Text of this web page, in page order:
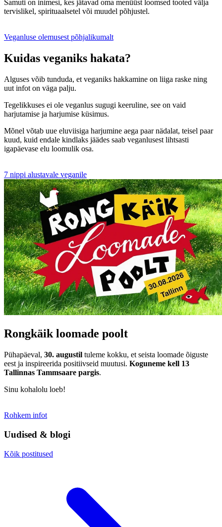
Samuti on inimesi, kes jätavad oma menüüst loomsed tooted välja
tervislikel, spirituaalsetel või muudel põhjustel.
Veganluse olemusest põhjalikumalt
Kuidas veganiks hakata?
Alguses võib tunduda, et veganiks hakkamine on liiga raske ning
uut infot on väga palju.
Tegelikkuses ei ole veganlus sugugi keeruline, see on vaid
harjutamise ja harjumise küsimus.
Mõnel võtab uue eluviisiga harjumine aega paar nädalat, teisel paar
kuud, kuid endale kindlaks jäädes saab veganlusest lihtsasti
igapäevase elu loomulik osa.
7 nippi alustavale veganile
Rongkäik loomade poolt
Pühapäeval, 30. augustil tuleme kokku, et seista loomade õiguste
eest ja inspireerida positiivseid muutusi. Koguneme kell 13
Tallinnas Tammsaare pargis.
Sinu kohalolu loeb!
Rohkem infot
Uudised & blogi
Kõik postitused